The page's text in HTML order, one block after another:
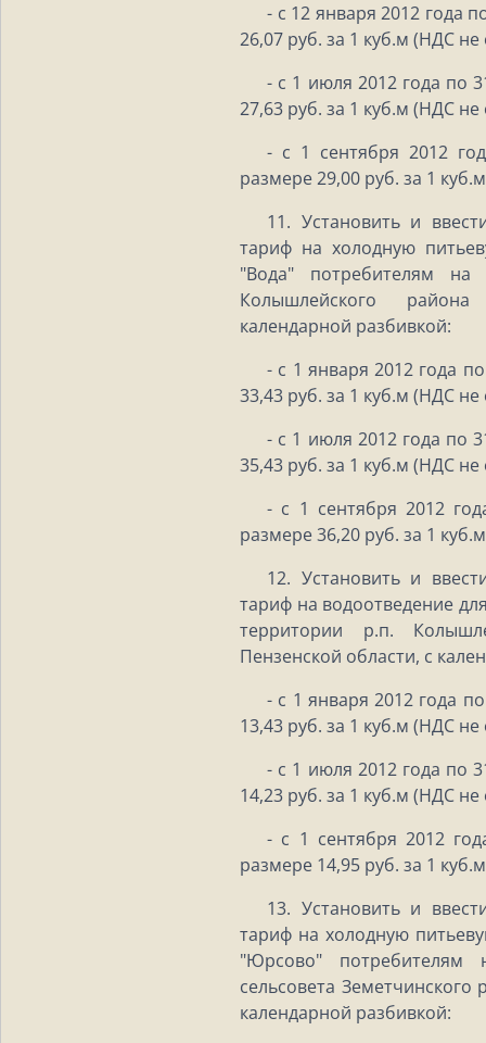
- с 12 января 2012 года
26,07 руб. за 1 куб.м (НДС не
- с 1 июля 2012 года по
27,63 руб. за 1 куб.м (НДС не
- с 1 сентября 2012
размере 29,00 руб. за 1
11. Установить и
тариф на холодную
"Вода" потребителям
Колышлейского
календарной разбивкой:
- с 1 января 2012 года
33,43 руб. за 1 куб.м (НДС не
- с 1 июля 2012 года по
35,43 руб. за 1 куб.м (НДС не
- с 1 сентября 2012
размере 36,20 руб. за 1
12. Установить и
тариф на водоотведение
территории р.п.
Пензенской области, с
- с 1 января 2012 года
13,43 руб. за 1 куб.м (НДС не
- с 1 июля 2012 года по
14,23 руб. за 1 куб.м (НДС не
- с 1 сентября 2012
размере 14,95 руб. за 1
13. Установить и
тариф на холодную
"Юрсово" потребителям
сельсовета
календарной разбивкой: